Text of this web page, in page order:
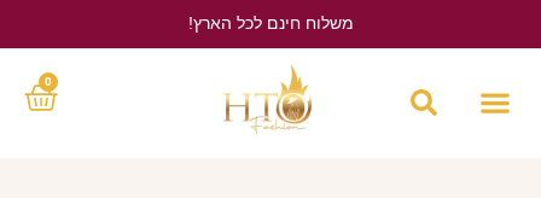
משלוח חינם לכל הארץ!
0